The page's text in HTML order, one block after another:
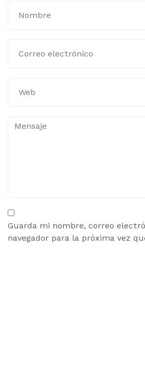
Guarda mi nombre, correo
navegador para la próxima vez